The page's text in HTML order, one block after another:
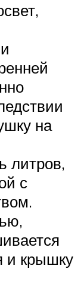
на
литров,
с
и крышку